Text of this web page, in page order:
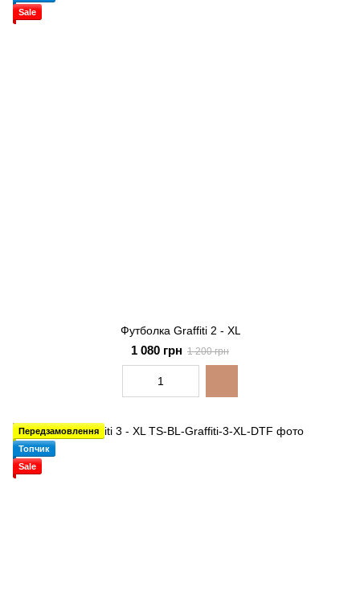
Sale
Футболка Graffiti 2 - XL
1 080 грн 1 200 грн
Передзамовлення
Топчик
Sale